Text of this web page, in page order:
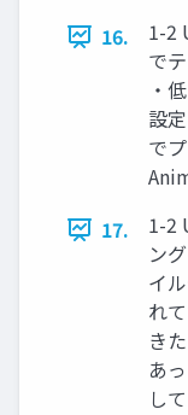
16.
1-2
で
・
設
で
17.
1-2
ン
イ
れ
き
あ
し